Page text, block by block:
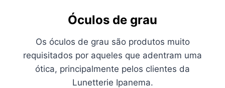
Óculos de grau
Os óculos de grau são produtos muito
requisitados por aqueles que adentram uma
ótica, principalmente pelos clientes da
Lunetterie Ipanema.